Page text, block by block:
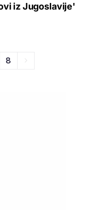
iz Jugoslavije'
8